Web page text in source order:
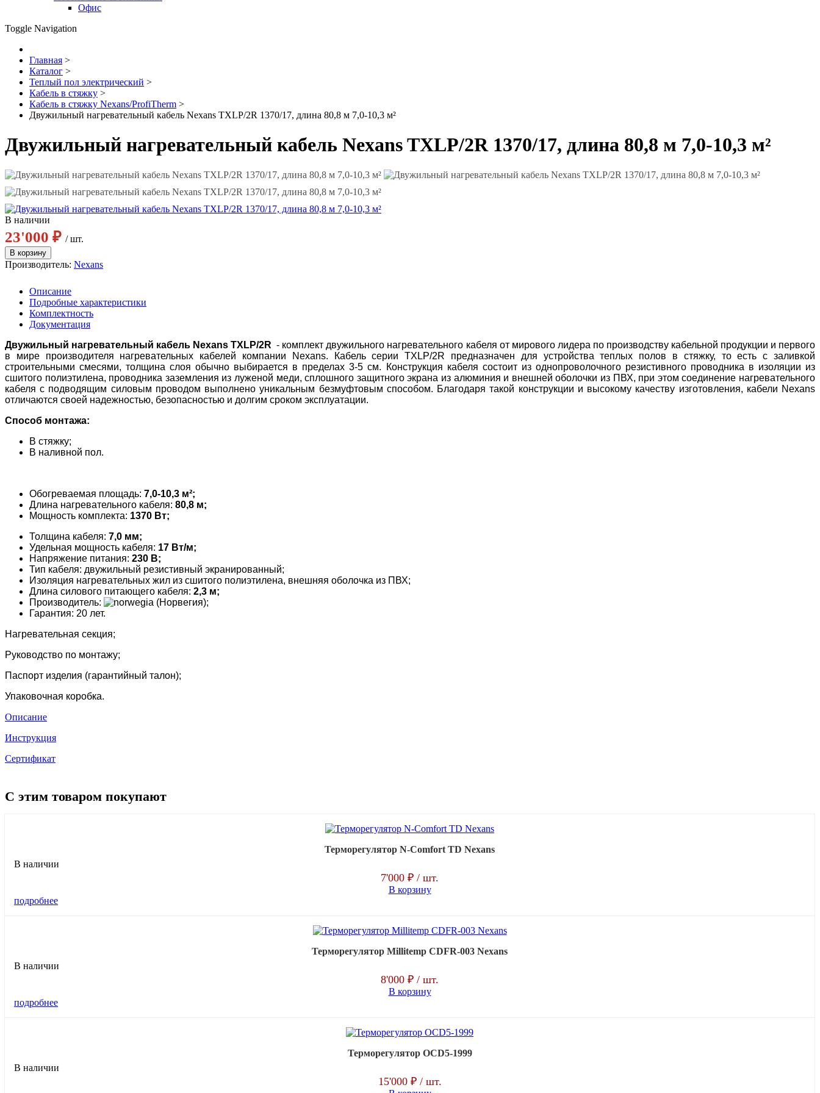
Офис
Toggle Navigation
Главная >
Каталог >
Теплый пол электрический >
Кабель в стяжку >
Кабель в стяжку Nexans/ProfiTherm >
Двужильный нагревательный кабель Nexans TXLP/2R 1370/17, длина 80,8 м 7,0-10,3 м²
Двужильный нагревательный кабель Nexans TXLP/2R 1370/17, длина 80,8 м 7,0-10,3 м²
В наличии
23'000 ₽ / шт.
Производитель: Nexans
Описание
Подробные характеристики
Комплектность
Документация
Двужильный нагревательный кабель Nexans TXLP/2R- комплект двужильного нагревательного кабеля от мирового лидера по производству кабельной продукции и первого
в мире производителя нагревательных кабелей компании Nexans. Кабель серии TXLP/2R предназначен для устройства теплых полов в стяжку, то есть с заливкой
строительными смесями, толщина слоя обычно выбирается в пределах 3-5 см. Конструкция кабеля состоит из однопроволочного резистивного проводника в изоляции из
сшитого полиэтилена, проводника заземления из луженой меди, сплошного защитного экрана из алюминия и внешней оболочки из ПВХ, при этом соединение нагревательного
кабеля с подводящим силовым проводом выполнено уникальным безмуфтовым способом. Благодаря такой конструкции и высокому качеству изготовления, кабели Nexans
отличаются своей надежностью, безопасностью и долгим сроком эксплуатации.
Способ монтажа:
В стяжку;
В наливной пол.
Обогреваемая площадь: 7,0-10,3 м²;
Длина нагревательного кабеля: 80,8 м;
Мощность комплекта: 1370 Вт;
Толщина кабеля: 7,0 мм;
Удельная мощность кабеля: 17 Вт/м;
Напряжение питания: 230 В;
Тип кабеля: двужильный резистивный экранированный;
Изоляция нагревательных жил из сшитого полиэтилена, внешняя оболочка из ПВХ;
Длина силового питающего кабеля: 2,3 м;
Производитель:
(Норвегия);
Гарантия: 20 лет.
Нагревательная секция;
Руководство по монтажу;
Паспорт изделия (гарантийный талон);
Упаковочная коробка.
Описание
Инструкция
Сертификат
С этим товаром покупают
Терморегулятор N-Comfort TD Nexans
В наличии
7'000 ₽ / шт.
В корзину
подробнее
Терморегулятор Millitemp CDFR-003 Nexans
В наличии
8'000 ₽ / шт.
В корзину
подробнее
Терморегулятор OCD5-1999
В наличии
15'000 ₽ / шт.